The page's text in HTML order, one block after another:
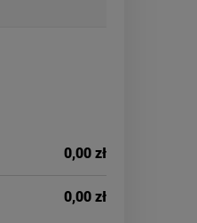
0,00 zł
0,00 zł